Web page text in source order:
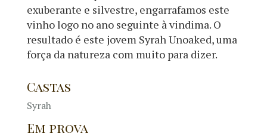
exuberante e silvestre, engarrafamos este
vinho logo no ano seguinte à vindima. O
resultado é este jovem Syrah Unoaked, uma
força da natureza com muito para dizer.
Castas
Syrah
Em prova